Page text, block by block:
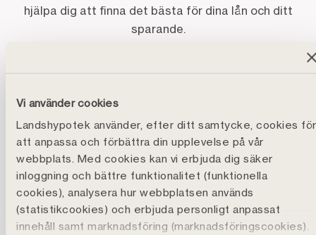
Vi använder cookies
Landshypotek använder, efter ditt samtycke, cookies för
att anpassa och förbättra din upplevelse på vår
webbplats. Med cookies kan vi erbjuda dig säker
inloggning och bättre funktionalitet (funktionella
cookies), analysera hur webbplatsen används
(statistikcookies) och erbjuda personligt anpassat
innehåll samt marknadsföring (marknadsföringscookies).
hjälpa dig att finna det bästa för dina lån och ditt
sparande.
Stresstesta din ekonomi